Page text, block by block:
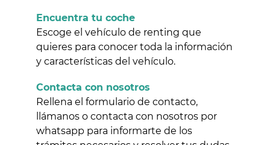
Encuentra tu coche
Escoge el vehículo de renting que
quieres para conocer toda la información
y características del vehículo.
Contacta con nosotros
Rellena el formulario de contacto,
llámanos o contacta con nosotros por
whatsapp para informarte de los